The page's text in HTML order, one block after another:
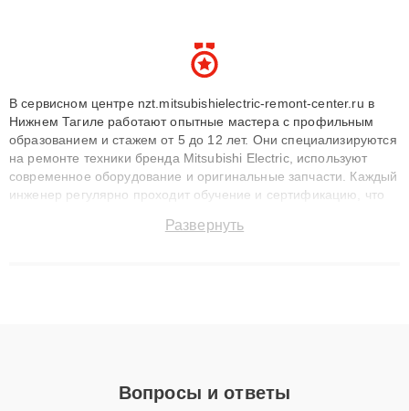
В сервисном центре nzt.mitsubishielectric-remont-center.ru в
Нижнем Тагиле работают опытные мастера с профильным
образованием и стажем от 5 до 12 лет. Они специализируются
на ремонте техники бренда Mitsubishi Electric, используют
современное оборудование и оригинальные запчасти. Каждый
инженер регулярно проходит обучение и сертификацию, что
восстанавливать технику с сохранением гарантии до 3 лет.
Развернуть
Вопросы и ответы